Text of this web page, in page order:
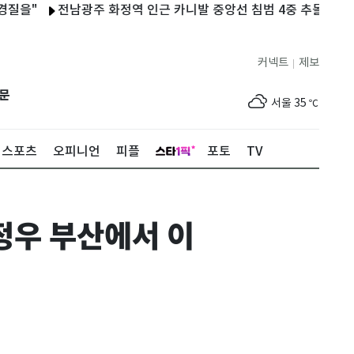
전남광주 화정역 인근 카니발 중앙선 침범 4중 추돌…6명 사상(
제보
커넥트
서울 35 ℃
스포츠 오피니언 피플 포토 TV
부산에서 이